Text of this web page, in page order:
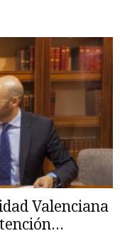
Valenciana